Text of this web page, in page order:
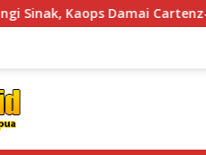
2026 Pastikan Kesiapan